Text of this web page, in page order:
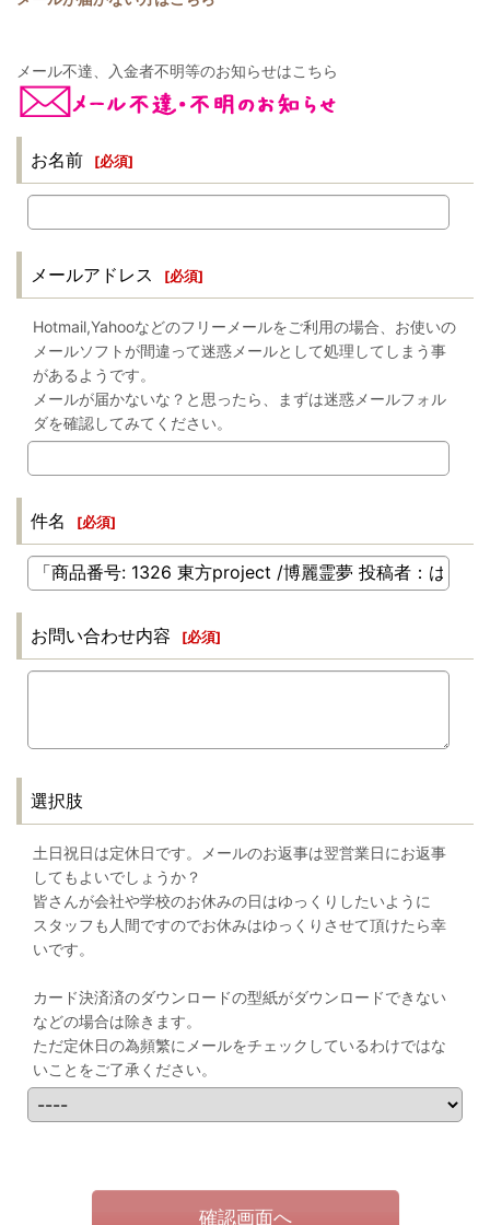
メール不達、入金者不明等のお知らせはこちら
お名前 [必須]
メールアドレス [必須]
Hotmail,Yahooなどのフリーメールをご利用の場合、お使いの
メールソフトが間違って迷惑メールとして処理してしまう事
があるようです。
メールが届かないな？と思ったら、まずは迷惑メールフォル
ダを確認してみてください。
件名 [必須]
お問い合わせ内容 [必須]
選択肢
土日祝日は定休日です。メールのお返事は翌営業日にお返事
してもよいでしょうか？
皆さんが会社や学校のお休みの日はゆっくりしたいように
スタッフも人間ですのでお休みはゆっくりさせて頂けたら幸
いです。
カード決済済のダウンロードの型紙がダウンロードできない
などの場合は除きます。
ただ定休日の為頻繁にメールをチェックしているわけではな
いことをご了承ください。
確認画面へ